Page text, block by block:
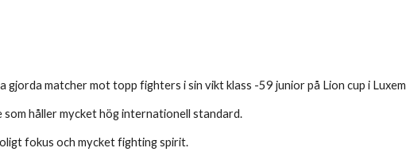
matcher mot topp fighters i sin vikt klass -59 junior på Lion cup i
håller mycket hög internationell standard.
fokus och mycket fighting spirit.